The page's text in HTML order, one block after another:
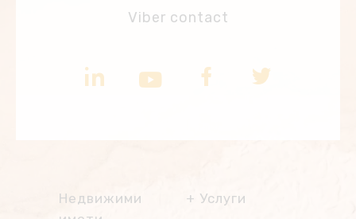
Viber contact
Недвижими
Услуги